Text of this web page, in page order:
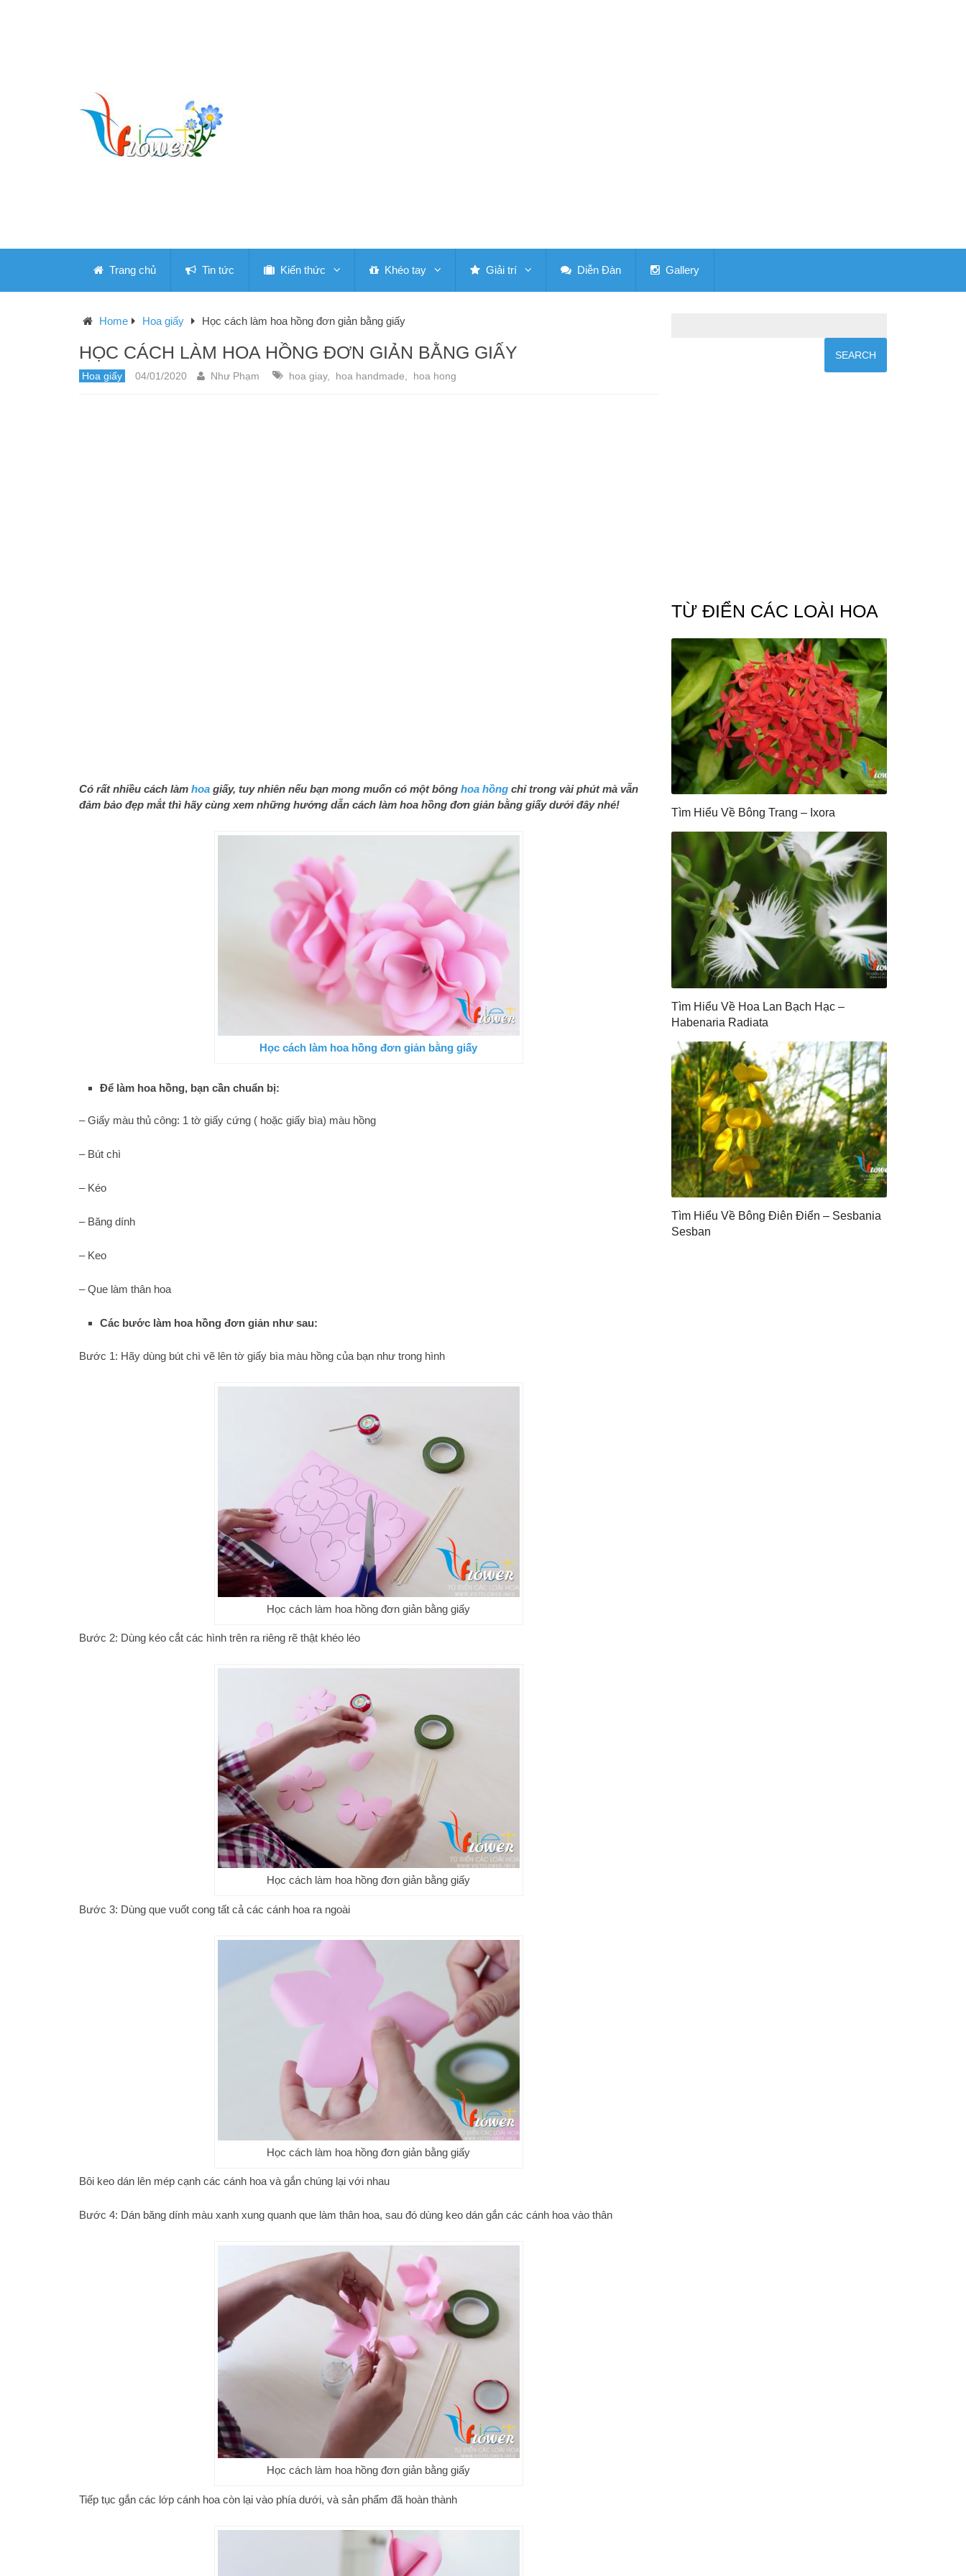
Trang chủ Tin tức Kiến thức Khéo tay Giải trí Diễn Đàn Gallery
Home Hoa giấy Học cách làm hoa hồng đơn giản bằng giấy
HỌC CÁCH LÀM HOA HỒNG ĐƠN GIẢN BẰNG GIẤY
Hoa giấy 04/01/2020 Như Phạm hoa giay, hoa handmade hoa hong
Có rất nhiều cách làm hoa giấy, tuy nhiên nếu bạn mong muốn có một bông hoa hồng chỉ trong vài phút mà vẫn
đảm bảo đẹp mắt thì hãy cùng xem những hướng dẫn cách làm hoa hồng đơn giản bằng giấy dưới đây nhé!
Học cách làm hoa hồng đơn giản bằng giấy
Để làm hoa hồng, bạn cần chuẩn bị:
– Giấy màu thủ công: 1 tờ giấy cứng ( hoặc giấy bìa) màu hồng
– Bút chì
– Kéo
– Băng dính
– Keo
– Que làm thân hoa
Các bước làm hoa hồng đơn giản như sau:
Bước 1: Hãy dùng bút chì vẽ lên tờ giấy bìa màu hồng của bạn như trong hình
Học cách làm hoa hồng đơn giản bằng giấy
Bước 2: Dùng kéo cắt các hình trên ra riêng rẽ thật khéo léo
Học cách làm hoa hồng đơn giản bằng giấy
Bước 3: Dùng que vuốt cong tất cả các cánh hoa ra ngoài
Học cách làm hoa hồng đơn giản bằng giấy
Bôi keo dán lên mép cạnh các cánh hoa và gắn chúng lại với nhau
Bước 4: Dán băng dính màu xanh xung quanh que làm thân hoa, sau đó dùng keo dán gắn các cánh hoa vào thân
Học cách làm hoa hồng đơn giản bằng giấy
Tiếp tục gắn các lớp cánh hoa còn lại vào phía dưới, và sản phẩm đã hoàn thành
TỪ ĐIỂN CÁC LOÀI HOA
Tìm Hiểu Về Bông Trang – Ixora
Tìm Hiểu Về Hoa Lan Bạch Hạc –
Habenaria Radiata
Tìm Hiểu Về Bông Điên Điển – Sesbania
Sesban